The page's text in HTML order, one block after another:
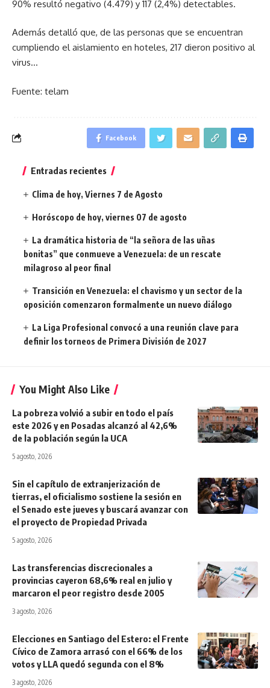
90% resultó negativo (4.479) y 117 (2,4%) detectables.
Además detalló que, de las personas que se encuentran
cumpliendo el aislamiento en hoteles, 217 dieron positivo al
virus…
Fuente: telam
Facebook
Entradas recientes
Clima de hoy, Viernes 7 de Agosto
Horóscopo de hoy, viernes 07 de agosto
La dramática historia de “la señora de las uñas
bonitas” que conmueve a Venezuela: de un rescate
milagroso al peor final
Transición en Venezuela: el chavismo y un sector de la
oposición comenzaron formalmente un nuevo diálogo
La Liga Profesional convocó a una reunión clave para
definir los torneos de Primera División de 2027
You Might Also Like
La pobreza volvió a subir en todo el país
este 2026 y en Posadas alcanzó al 42,6%
de la población según la UCA
5 agosto, 2026
Sin el capítulo de extranjerización de
tierras, el oficialismo sostiene la sesión en
el Senado este jueves y buscará avanzar con
el proyecto de Propiedad Privada
5 agosto, 2026
Las transferencias discrecionales a
provincias cayeron 68,6% real en julio y
marcaron el peor registro desde 2005
3 agosto, 2026
Elecciones en Santiago del Estero: el Frente
Cívico de Zamora arrasó con el 66% de los
votos y LLA quedó segunda con el 8%
3 agosto, 2026